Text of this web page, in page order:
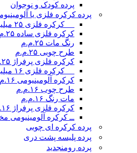
پرده کودک و نوجوان
پرده کرکره فلزی یا
__ کرکره فلزی ۲۵ میلیمتری
کرکره فلزی ساده ۲۵.م.م
رنگ مات ۲۵.م.م
طرح چوبی ۲۵.م.م
کرکره فلزی پرفراژ ۲۵.م.م
__ کرکره فلزی ۱۶ میلیمتری
کرکره آلومینیومی ۱۶.م.م ساده
طرح چوب ۱۶.م.م
مات رنگ ۱۶.م.م
کرکره فلزی پرفراژ ۱۶.م.م
ــ کرکره آلومینیومی
پرده کرکره ای چوبی
پرده پلیسه پشت دری
پرده رومنجدید